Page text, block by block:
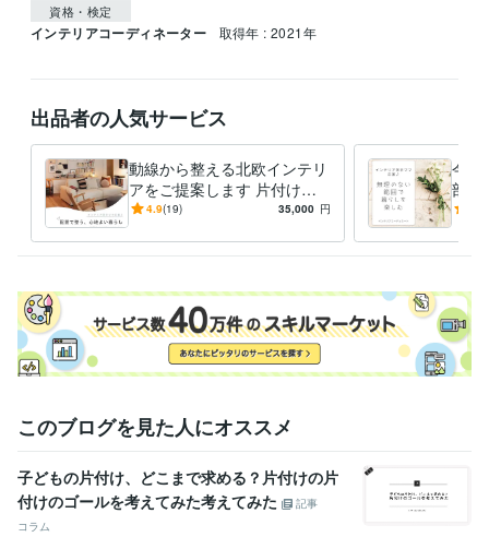
資格・検定
インテリアコーディネーター 取得年 : 2021年
出品者の人気サービス
動線から整える北欧インテリ
アをご提案します 片付けや
すく、家族がくつろげる部屋
4.9(19) 35,000 円
今あ
部屋
少な
このブログを見た人にオススメ
子どもの片付け、どこまで求める？片付けの片
付けのゴールを考えてみた考えてみた
記事
コラム